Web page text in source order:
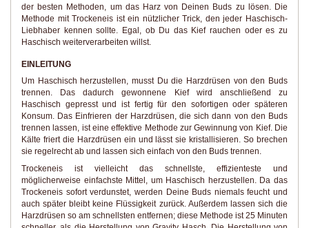
der besten Methoden, um das Harz von Deinen Buds zu lösen. Die
Methode mit Trockeneis ist ein nützlicher Trick, den jeder Haschisch-
Liebhaber kennen sollte. Egal, ob Du das Kief rauchen oder es zu
Haschisch weiterverarbeiten willst.
EINLEITUNG
Um Haschisch herzustellen, musst Du die Harzdrüsen von den Buds
trennen. Das dadurch gewonnene Kief wird anschließend zu
Haschisch gepresst und ist fertig für den sofortigen oder späteren
Konsum. Das Einfrieren der Harzdrüsen, die sich dann von den Buds
trennen lassen, ist eine effektive Methode zur Gewinnung von Kief. Die
Kälte friert die Harzdrüsen ein und lässt sie kristallisieren. So brechen
sie regelrecht ab und lassen sich einfach von den Buds trennen.
Trockeneis ist vielleicht das schnellste, effizienteste und
möglicherweise einfachste Mittel, um Haschisch herzustellen. Da das
Trockeneis sofort verdunstet, werden Deine Buds niemals feucht und
auch später bleibt keine Flüssigkeit zurück. Außerdem lassen sich die
Harzdrüsen so am schnellsten entfernen; diese Methode ist 25 Minuten